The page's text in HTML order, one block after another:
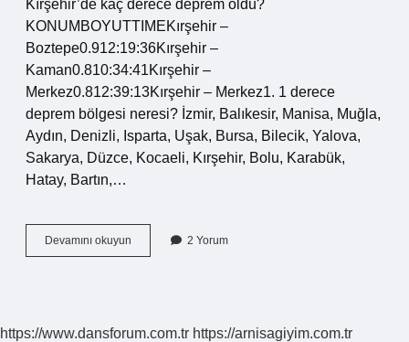
Kırşehir’de kaç derece deprem oldu?
KONUMBOYUTTIMEKırşehir –
Boztepe0.912:19:36Kırşehir –
Kaman0.810:34:41Kırşehir –
Merkez0.812:39:13Kırşehir – Merkez1. 1 derece
deprem bölgesi neresi? İzmir, Balıkesir, Manisa, Muğla,
Aydın, Denizli, Isparta, Uşak, Bursa, Bilecik, Yalova,
Sakarya, Düzce, Kocaeli, Kırşehir, Bolu, Karabük,
Hatay, Bartın,…
Devamını okuyun
Neden
2 Yorum
https://www.dansforum.com.tr https://arnisagiyim.com.tr